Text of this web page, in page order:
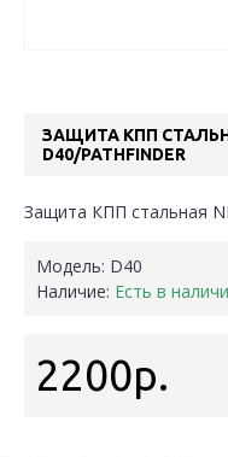
ЗАЩИТА КПП
D40/PATHFINDER
Защита КПП стальная
Модель: D40
Наличие: Есть в
2200р.